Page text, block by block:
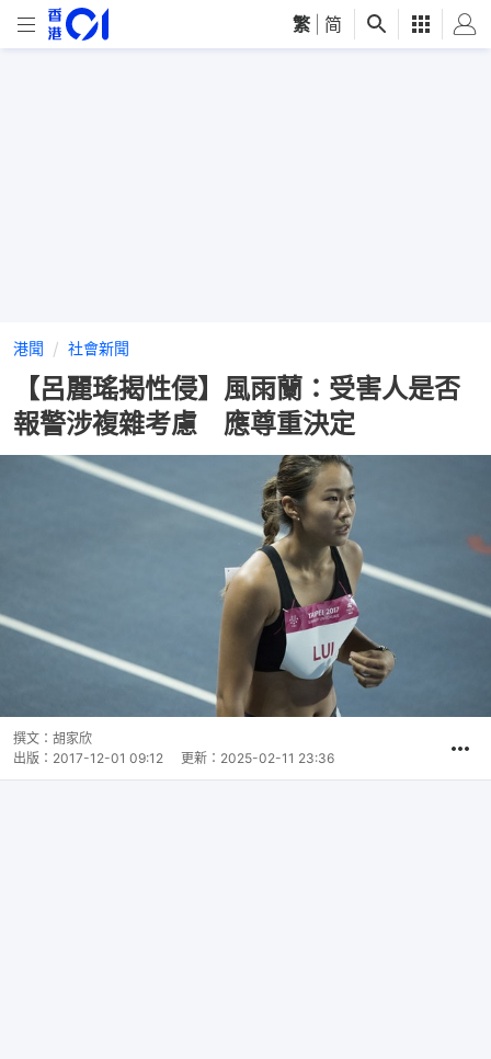
繁 简
港聞 社會新聞
【呂麗瑤揭性侵】風雨蘭：受害人是否
報警涉複雜考慮 應尊重決定
撰文： 胡家欣
出版： 2017-12-01 09:12 更新： 2025-02-11 23:36